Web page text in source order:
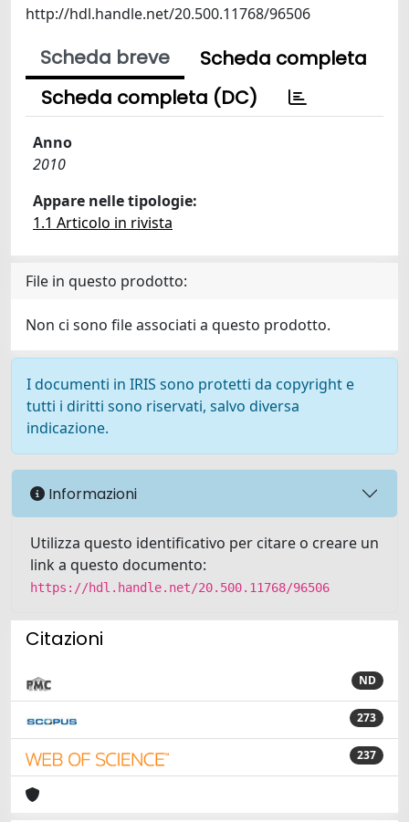
http://hdl.handle.net/20.500.11768/96506
Scheda breve
Scheda completa
Scheda completa (DC)
Anno
2010
Appare nelle tipologie:
1.1 Articolo in rivista
File in questo prodotto:
Non ci sono file associati a questo prodotto.
I documenti in IRIS sono protetti da copyright e
tutti i diritti sono riservati, salvo diversa
indicazione.
Informazioni
Utilizza questo identificativo per citare o creare un
link a questo documento:
https://hdl.handle.net/20.500.11768/96506
Citazioni
ND
273
237